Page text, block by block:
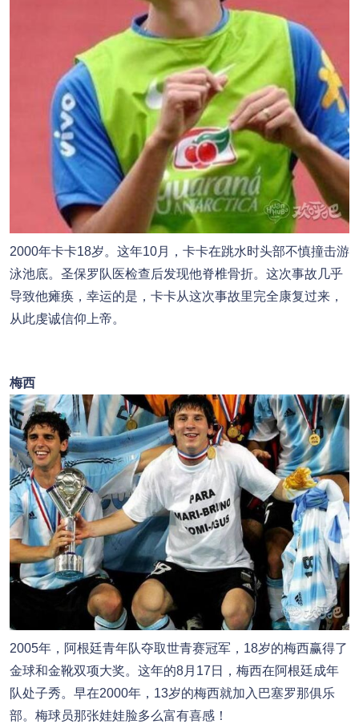
2000年卡卡18岁。这年10月，卡卡在跳水时头部不慎撞击游
泳池底。圣保罗队医检查后发现他脊椎骨折。这次事故几乎
导致他瘫痪，幸运的是，卡卡从这次事故里完全康复过来，
从此虔诚信仰上帝。
梅西
2005年，阿根廷青年队夺取世青赛冠军，18岁的梅西赢得了
金球和金靴双项大奖。这年的8月17日，梅西在阿根廷成年
队处子秀。早在2000年，13岁的梅西就加入巴塞罗那俱乐
部。梅球员那张娃娃脸多么富有喜感！